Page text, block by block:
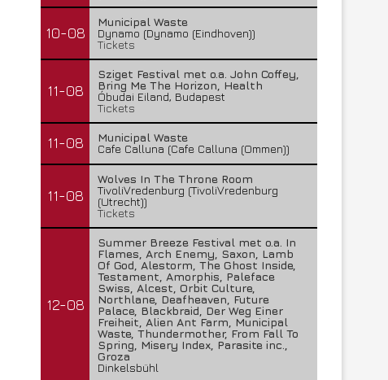
10-08
Municipal Waste
Dynamo (Dynamo (Eindhoven))
Tickets
11-08
Sziget Festival met o.a. John Coffey,
Bring Me The Horizon, Health
Óbudai Eiland, Budapest
Tickets
11-08
Municipal Waste
Cafe Calluna (Cafe Calluna (Ommen))
11-08
Wolves In The Throne Room
TivoliVredenburg (TivoliVredenburg
(Utrecht))
Tickets
12-08
Summer Breeze Festival met o.a. In
Flames, Arch Enemy, Saxon, Lamb
Of God, Alestorm, The Ghost Inside,
Testament, Amorphis, Paleface
Swiss, Alcest, Orbit Culture,
Northlane, Deafheaven, Future
Palace, Blackbraid, Der Weg Einer
Freiheit, Alien Ant Farm, Municipal
Waste, Thundermother, From Fall To
Spring, Misery Index, Parasite inc.,
Groza
Dinkelsbühl